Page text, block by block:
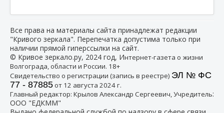
Все права на материалы сайта принадлежат редакции
"Кривого зеркала". Перепечатка допустима только при
наличии прямой гиперссылки на сайт.
© Кривое зеркало.ру, 2024 год, Интернет-газета о жизни
Волгограда, области и России. 18+
Свидетельство о регистрации (запись в реестре) ЭЛ № ФС
77 - 87885от 12 августа 2024 г.
Главный редактор: Крылов Александр Сергеевич, Учредитель:
ООО "ЕДКММ"